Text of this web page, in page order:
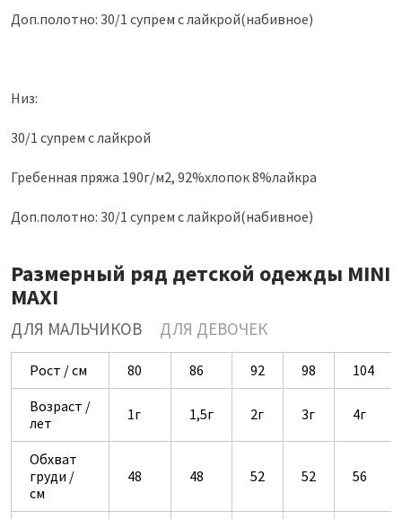
Доп.полотно: 30/1 супрем с лайкрой(набивное)
Низ:
30/1 супрем с лайкрой
Гребенная пряжа 190г/м2, 92%хлопок 8%лайкра
Доп.полотно: 30/1 супрем с лайкрой(набивное)
Размерный ряд детской одежды MINI
MAXI
ДЛЯ МАЛЬЧИКОВ ДЛЯ ДЕВОЧЕК
Рост / см 80 86 92 98
104
Возраст /
лет
1г 1,5г 2г 3г 4г
Обхват
груди /
см
48 48 52 52 56